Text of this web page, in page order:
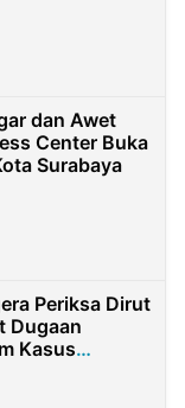
dan Awet
Center Buka
Surabaya
Periksa Dirut
Dugaan
Kasus
Rp2,58